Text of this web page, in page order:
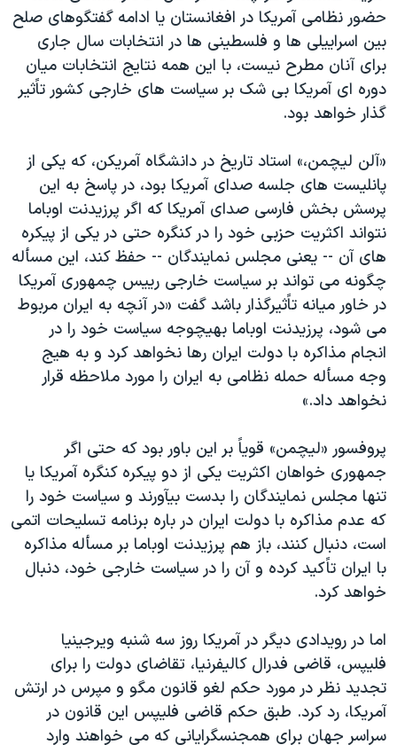
حضور نظامی آمريکا در افغانستان يا ادامه گفتگوهای صلح
بين اسراييلی ها و فلسطينی ها در انتخابات سال جاری
برای آنان مطرح نيست، با اين همه نتايج انتخابات ميان
دوره ای آمريکا بی شک بر سياست های خارجی کشور تاًثير
گذار خواهد بود.
«آلن ليچمن،» استاد تاريخ در دانشگاه آمريکن، که يکی از
پانليست های جلسه صدای آمريکا بود، در پاسخ به اين
پرسش بخش فارسی صدای آمريکا که اگر پرزيدنت اوباما
نتواند اکثريت حزبی خود را در کنگره حتی در يکی از پيکره
های آن -- يعنی مجلس نمايندگان -- حفظ کند، اين مسأله
چگونه می تواند بر سياست خارجی رييس چمهوری آمريکا
در خاور ميانه تاًثيرگذار باشد گفت «در آنچه به ايران مربوط
می شود، پرزيدنت اوباما بهيچوجه سياست خود را در
انجام مذاکره با دولت ايران رها نخواهد کرد و به هيج
وجه مسأله حمله نظامی به ايران را مورد ملاحظه قرار
نخواهد داد.»
پروفسور «ليچمن» قوياً بر اين باور بود که حتی اگر
جمهوری خواهان اکثريت يکی از دو پيکره کنگره آمريکا يا
تنها مجلس نمايندگان را بدست بيآورند و سياست خود را
که عدم مذاکره با دولت ايران در باره برنامه تسليحات اتمی
است، دنبال کنند، باز هم پرزيدنت اوباما بر مسأله مذاکره
با ايران تاًکيد کرده و آن را در سياست خارجی خود، دنبال
خواهد کرد.
اما در رويدادی ديگر در آمريکا روز سه شنبه ويرجينيا
فليپس، قاضی فدرال کاليفرنيا، تقاضای دولت را برای
تجديد نظر در مورد حکم لغو قانون مگو و مپرس در ارتش
آمريکا، رد کرد. طبق حکم قاضی فليپس اين قانون در
سراسر جهان برای همجنسگرايانی که می خواهند وارد